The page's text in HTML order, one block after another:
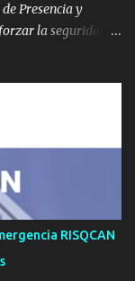
Presencia y
la seguridad
Brigada 'Canarias'
de agosto, un
Las labores de
tanto a pie como
Canarias en un
meta principal
disuasorio y
bajo soberanía
en tiempo de
RISQCAN